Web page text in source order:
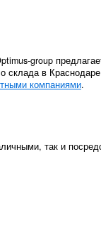
group
склада в
компаниями.
так и